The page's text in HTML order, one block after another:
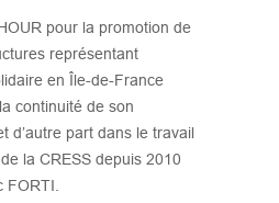
pour la promotion de
représentant
en Île-de-France
continuité de son
d’autre part dans le travail
la CRESS depuis 2010
FORTI.